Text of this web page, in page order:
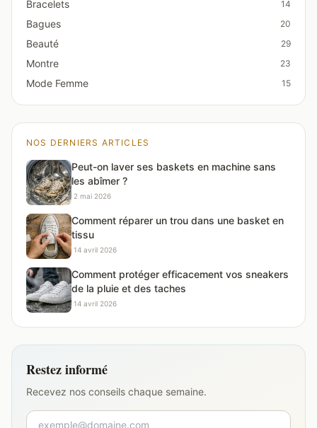
Bracelets 14
Bagues 20
Beauté 29
Montre 23
Mode Femme 15
NOS DERNIERS ARTICLES
Peut-on laver ses baskets en machine sans
les abîmer ?
·2 mai 2026
Comment réparer un trou dans une basket en
tissu
·14 avril 2026
Comment protéger efficacement vos sneakers
de la pluie et des taches
·14 avril 2026
Restez informé
Recevez nos conseils chaque semaine.